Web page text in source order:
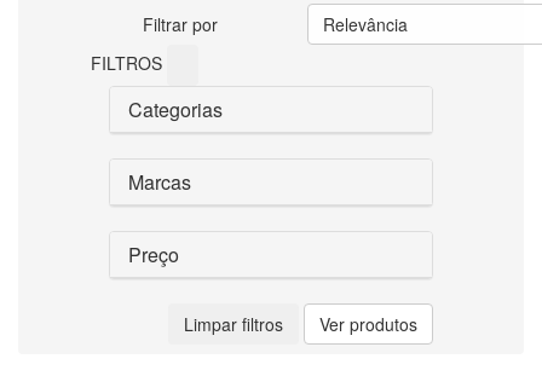
Filtrar por
Relevância
FILTROS
Categorias
Marcas
Preço
Limpar filtros Ver produtos